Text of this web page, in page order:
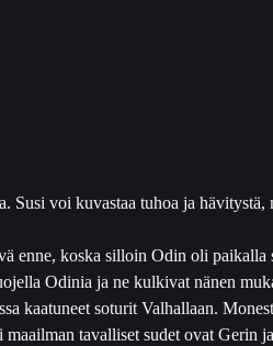
o
s
m
voi kuvastaa tuhoa ja
enne, koska silloin Odin oli paikalla
Odinia ja ne kulkivat nänen
kaatuneet soturit Valhallaan.
tavalliset sudet ovat Gerin